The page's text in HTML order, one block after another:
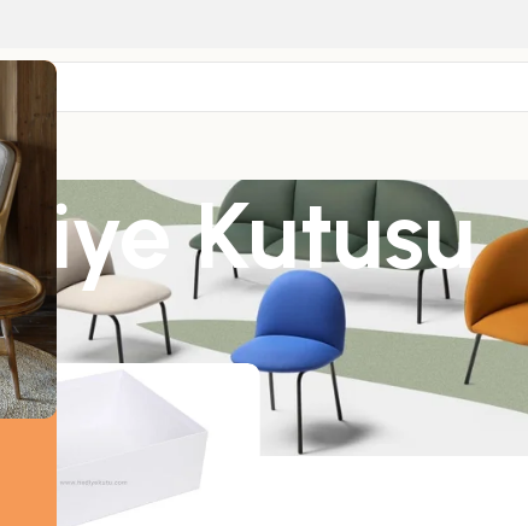
Kutusu
“Konsept Hediye Kutusu” olarak etiketlendi